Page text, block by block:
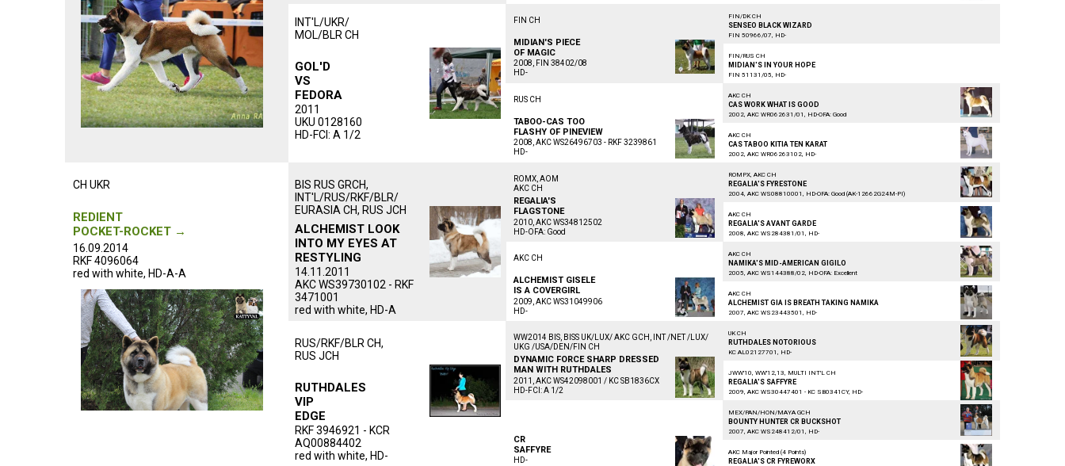
16.09.2014
RKF 4096064
red with white, HD-A-A
CH UKR
REDIENT
POCKET-ROCKET →
INT'L/UKR/
MOL/BLR CH
GOL'D
VS
FEDORA
2011
UKU 0128160
HD-FCI: A 1/2
BIS RUS GRCH,
INT'L/RUS/RKF/BLR/
EURASIA CH, RUS JCH
ALCHEMIST LOOK
INTO MY EYES AT
RESTYLING
14.11.2011
AKC WS39730102 - RKF
3471001
red with white, HD-A
RUS/RKF/BLR CH,
RUS JCH
RUTHDALES
VIP
EDGE
RKF 3946921 - KCR
AQ00884402
red with white, HD-
FIN CH
MIDIAN'S PIECE
OF MAGIC
2008, FIN 38402/08
HD-
RUS CH
TABOO-CAS TOO
FLASHY OF PINEVIEW
2008, AKC WS26496703 - RKF 3239861
HD-
ROMX, AOM
AKC CH
REGALIA'S
FLAGSTONE
2010, AKC WS34812502
HD-OFA: Good
AKC CH
ALCHEMIST GISELE
IS A COVERGIRL
2009, AKC WS31049906
HD-
WW2014 BIS, BISS UK/LUX/ AKC GCH, INT /NET /LUX/
UKG /USA/DEN/FIN CH
DYNAMIC FORCE SHARP DRESSED
MAN WITH RUTHDALES
2011, AKC WS42098001 / KC SB1836CX
HD-FCI: A 1/2
CR
SAFFYRE
HD-
FIN/DK CH
FIN/RUS CH
AKC CH
AKC CH
ROMPX, AKC CH
AKC CH
AKC CH
AKC CH
UK CH
JWW'10, WW'12,13, MULTI INT'L CH
MEX/PAN/HON/MAYA GCH
AKC Major Pointed (4 Points)
SENSEO BLACK WIZARD
MIDIAN'S IN YOUR HOPE
CAS WORK WHAT IS GOOD
CAS TABOO KITIA TEN KARAT
REGALIA'S FYRESTONE
REGALIA'S AVANT GARDE
NAMIKA'S MID-AMERICAN GIGILO
ALCHEMIST GIA IS BREATH TAKING NAMIKA
RUTHDALES NOTORIOUS
REGALIA'S SAFFYRE
BOUNTY HUNTER CR BUCKSHOT
REGALIA'S CR FYREWORX
FIN 50966/07, HD-
FIN 51131/05, HD-
2002, AKC WR062631/01, HD-OFA: Good
2002, AKC WR06263102, HD-
2004, AKC WS08810001, HD-OFA: Good (AK-12662G24M-PI)
2008, AKC WS284381/01, HD-
2005, AKC WS144388/02, HD-OFA: Excellent
2007, AKC WS23443501, HD-
KC AL02127701, HD-
2009, AKC WS30447401 - KC SB0341CY, HD-
2007, AKC WS248412/01, HD-